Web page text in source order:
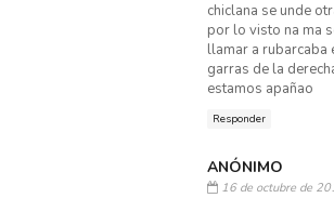
chiclana se unde
por lo visto na ma
llamar a rubarcaba
garras de la
estamos apañao
Responder
ANÓNIMO
16 de octubre de